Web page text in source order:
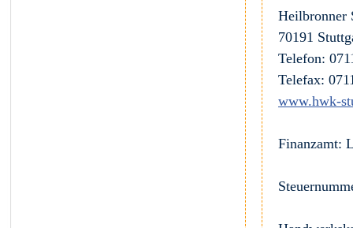
Heilbronner
70191
Telefon:
Telefax:
www.hwk-
Finanzamt: